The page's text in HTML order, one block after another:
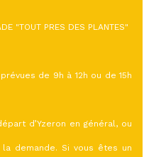
"TOUT PRES DES PLANTES"
de 9h à 12h ou de 15h
d’Yzeron en général, ou
demande. Si vous êtes un